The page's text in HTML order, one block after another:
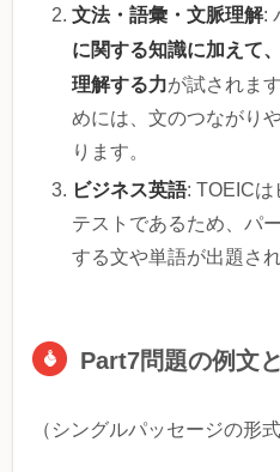
文法・語彙・文脈理解:
に関する知識に加えて
理解する力が試されま
めには、文のつながり
ります。
ビジネス英語: TOEICは
テストであるため、パ
する文や単語が出題さ
Part7問題の例文
（シングルパッセージの形式